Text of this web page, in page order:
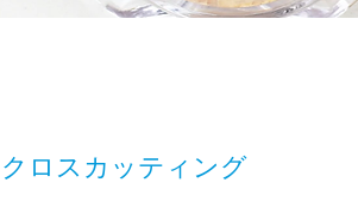
クロスカッティング